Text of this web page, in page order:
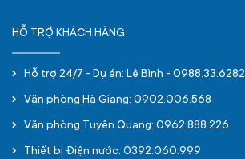
HỖ TRỢ KHÁCH HÀNG
Hỗ trợ 24/7 - Dự án: Lê Bình - 0988.33.6282
Văn phòng Hà Giang: 0902.006.568
Văn phòng Tuyên Quang: 0962.888.226
Thiết bị Điện nước: 0392.060.999